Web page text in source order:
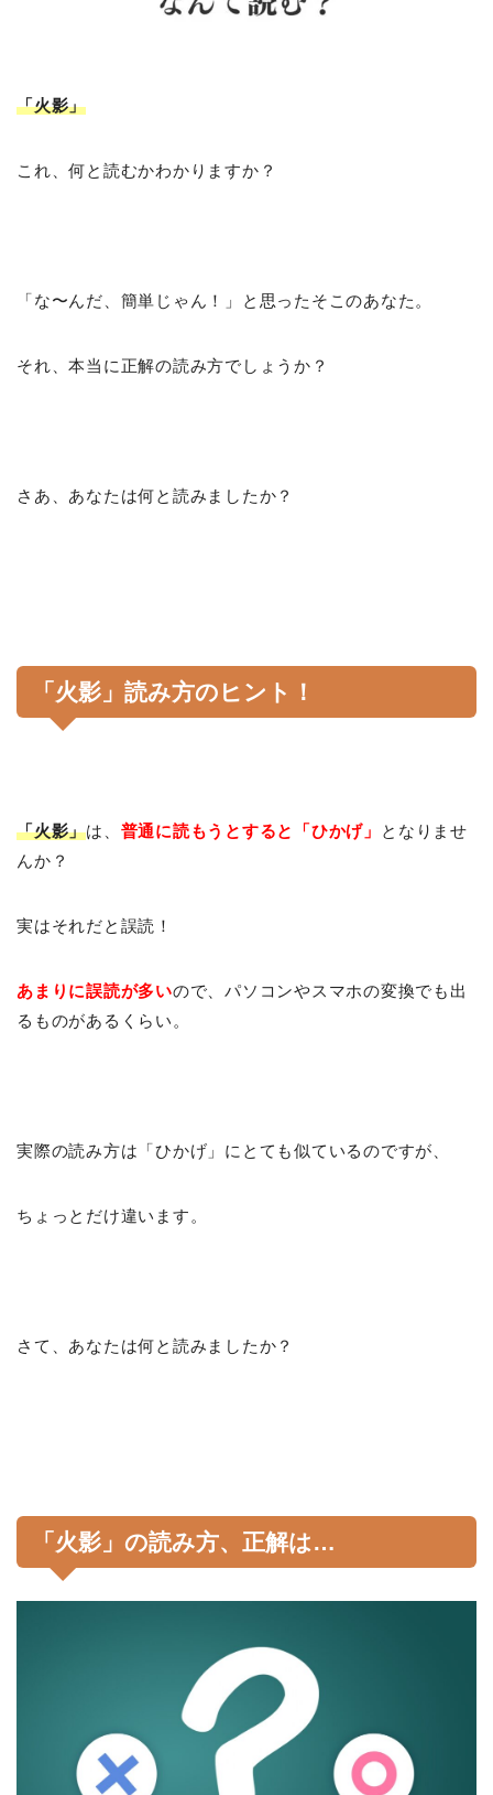
「火影」
これ、何と読むかわかりますか？
「な〜んだ、簡単じゃん！」と思ったそこのあなた。
それ、本当に正解の読み方でしょうか？
さあ、あなたは何と読みましたか？
「火影」読み方のヒント！
「火影」は、 普通に読もうとすると「ひかげ」
となりませ
んか？
実はそれだと誤読！
あまりに誤読が多いので、パソコンやスマホの変換でも出
るものがあるくらい。
実際の読み方は「ひかげ」にとても似ているのですが、
ちょっとだけ違います。
さて、あなたは何と読みましたか？
「火影」の読み方、正解は…